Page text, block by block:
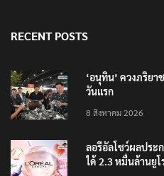
RECENT POSTS
‘อนุทิน’ ควงภริย
วันแรก
8 สิงหาคม 2026
ลอรีอัลโชว์ผลประ
ได้ 2.3 หมื่นล้านยูโ